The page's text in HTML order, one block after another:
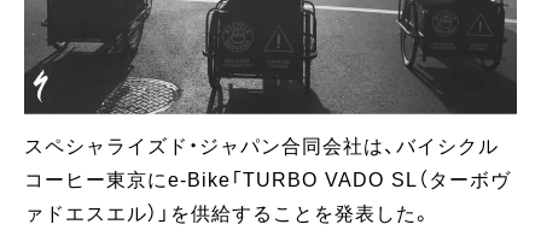
スペシャライズド・ジャパン合同会社は、バイシクル
コーヒー東京にe-Bike「TURBO VADO SL（ターボヴ
ァドエスエル）」を供給することを発表した。